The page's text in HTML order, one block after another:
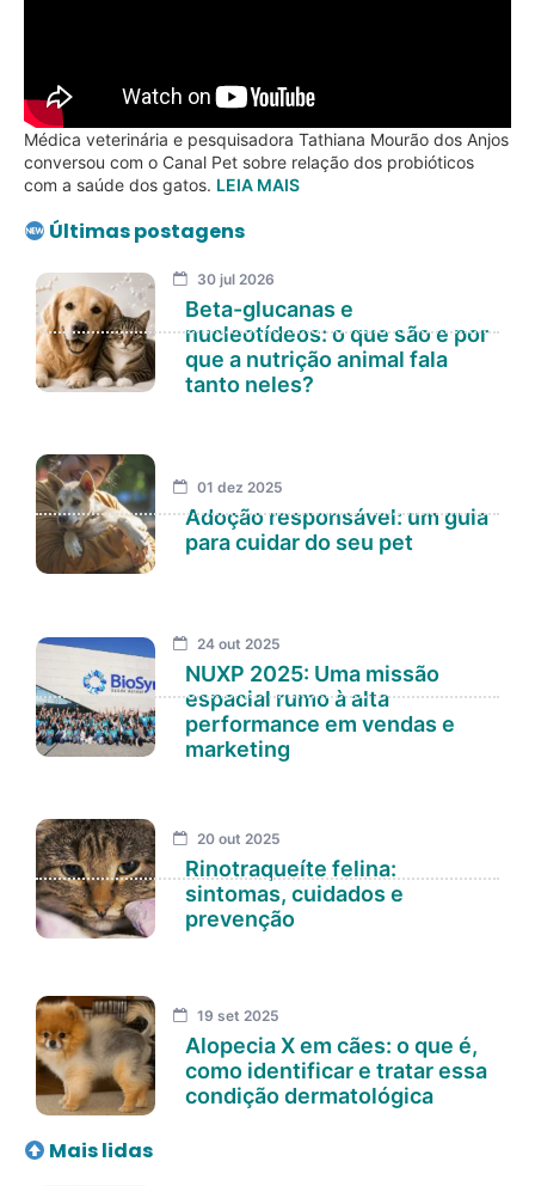
Médica veterinária e pesquisadora Tathiana Mourão dos Anjos
conversou com o Canal Pet sobre relação dos probióticos
com a saúde dos gatos. LEIA MAIS
Últimas postagens
30 jul 2026
Beta-glucanas e
nucleotídeos: o que são e por
que a nutrição animal fala
tanto neles?
01 dez 2025
Adoção responsável: um guia
para cuidar do seu pet
24 out 2025
NUXP 2025: Uma missão
espacial rumo à alta
performance em vendas e
marketing
20 out 2025
Rinotraqueíte felina:
sintomas, cuidados e
prevenção
19 set 2025
Alopecia X em cães: o que é,
como identificar e tratar essa
condição dermatológica
Mais lidas